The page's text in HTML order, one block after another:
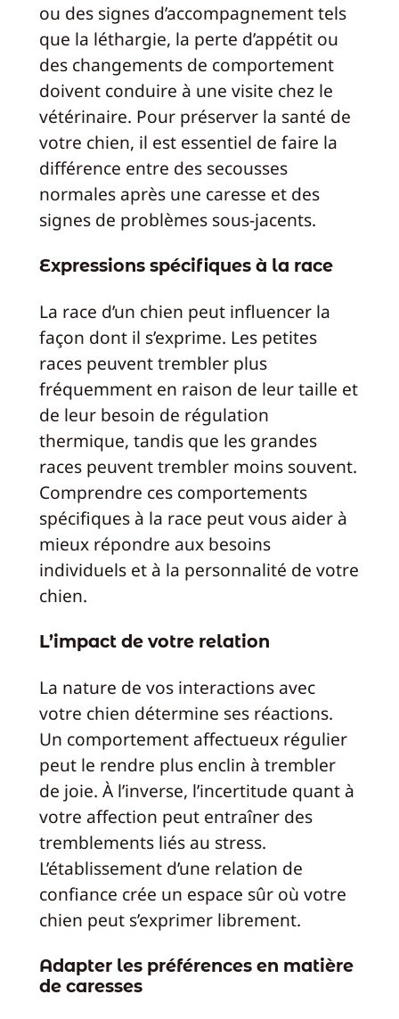
ou des signes d’accompagnement tels
que la léthargie, la perte d’appétit ou
des changements de comportement
doivent conduire à une visite chez le
vétérinaire. Pour préserver la santé de
votre chien, il est essentiel de faire la
différence entre des secousses
normales après une caresse et des
signes de problèmes sous-jacents.
Expressions spécifiques à la race
La race d’un chien peut influencer la
façon dont il s’exprime. Les petites
races peuvent trembler plus
fréquemment en raison de leur taille et
de leur besoin de régulation
thermique, tandis que les grandes
races peuvent trembler moins souvent.
Comprendre ces comportements
spécifiques à la race peut vous aider à
mieux répondre aux besoins
individuels et à la personnalité de votre
chien.
L’impact de votre relation
La nature de vos interactions avec
votre chien détermine ses réactions.
Un comportement affectueux régulier
peut le rendre plus enclin à trembler
de joie. À l’inverse, l’incertitude quant à
votre affection peut entraîner des
tremblements liés au stress.
L’établissement d’une relation de
confiance crée un espace sûr où votre
chien peut s’exprimer librement.
Adapter les préférences en matière
de caresses